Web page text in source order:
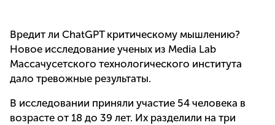
Вредит ли ChatGPT критическому мышлению?
Новое исследование ученых из Media Lab
Массачусетского технологического института
дало тревожные результаты.
В исследовании приняли участие 54 человека в
возрасте от 18 до 39 лет. Их разделили на три